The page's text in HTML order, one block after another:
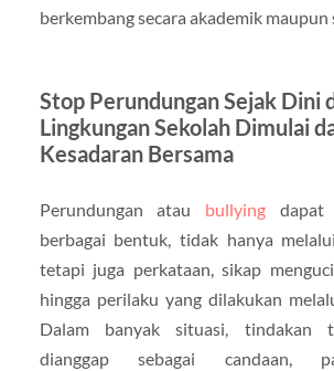
berkembang secara akademik maupun
Stop Perundungan Sejak Dini
Lingkungan Sekolah Dimulai
Kesadaran Bersama
Perundungan atau bullying dapat
berbagai bentuk, tidak hanya
tetapi juga perkataan, sikap
hingga perilaku yang dilakukan
Dalam banyak situasi, tindakan
dianggap sebagai candaan,